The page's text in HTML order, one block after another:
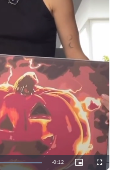
Loaded:
100.00%
Remaining
-0:12
Picture-
in-
Fullscreen